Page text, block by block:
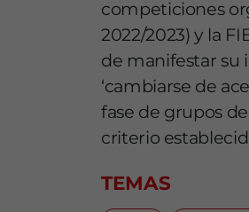
competiciones
2022/2023) y la
de manifestar su
‘cambiarse de
fase de grupos
criterio
TEMAS